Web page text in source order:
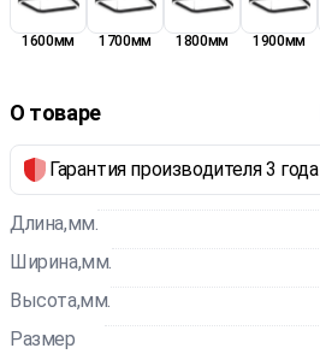
1600мм 1700мм 1800мм 1900мм
О товаре
Гарантия производителя 3 года
Длина,мм.
Ширина,мм.
Высота,мм.
Размер